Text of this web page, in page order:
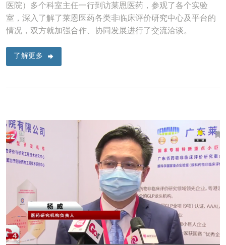
医院）多个科室主任一行到访莱恩医药，参观了各个实验
室，深入了解了莱恩医药各类非临床评价研究中心及平台的
情况，双方就加强合作、协同发展进行了交流洽谈。
了解更多